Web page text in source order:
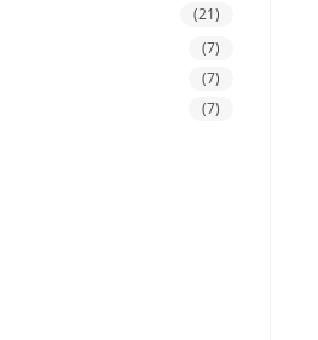
(21)
(7)
(7)
(7)